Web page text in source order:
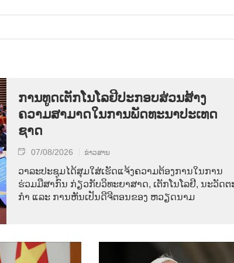
ການ​ທູດ​ເຕັກ​ໂນ​ໂລ​ຢີ​ປະ​ກອບ​ສ່ວນ​ສ້າງ​
ຄວາມ​ສາ​ມາດ​ໃນ​ການ​ພັດ​ທະ​ນາ​ປະ​ເທດ​
ຊາດ
07/08/2026 ຂ່າວສານ
ວາ​ລະ​ປະ​ຊຸມ​ໄດ້​ສຸມ​ໃສ່​ເຮັດ​ແຈ້ງ​ຄວາມ​ຕ້ອງ​ການ​ໃນ​ການ​
ຮ່ວມ​ມື​ສາ​ກົນ ກ່ຽວ​ກັບ​ວິ​ທະ​ຍາ​ສາດ, ເຕັກ​ໂນ​ໂລ​ຢີ, ນະ​ວັດ​ຕ
ກຳ ແລະ ການ​ຫັນ​ເປັນ​ດີ​ຈີ​ຕອນ​ຂອງ ຫວຽດ​ນາມ